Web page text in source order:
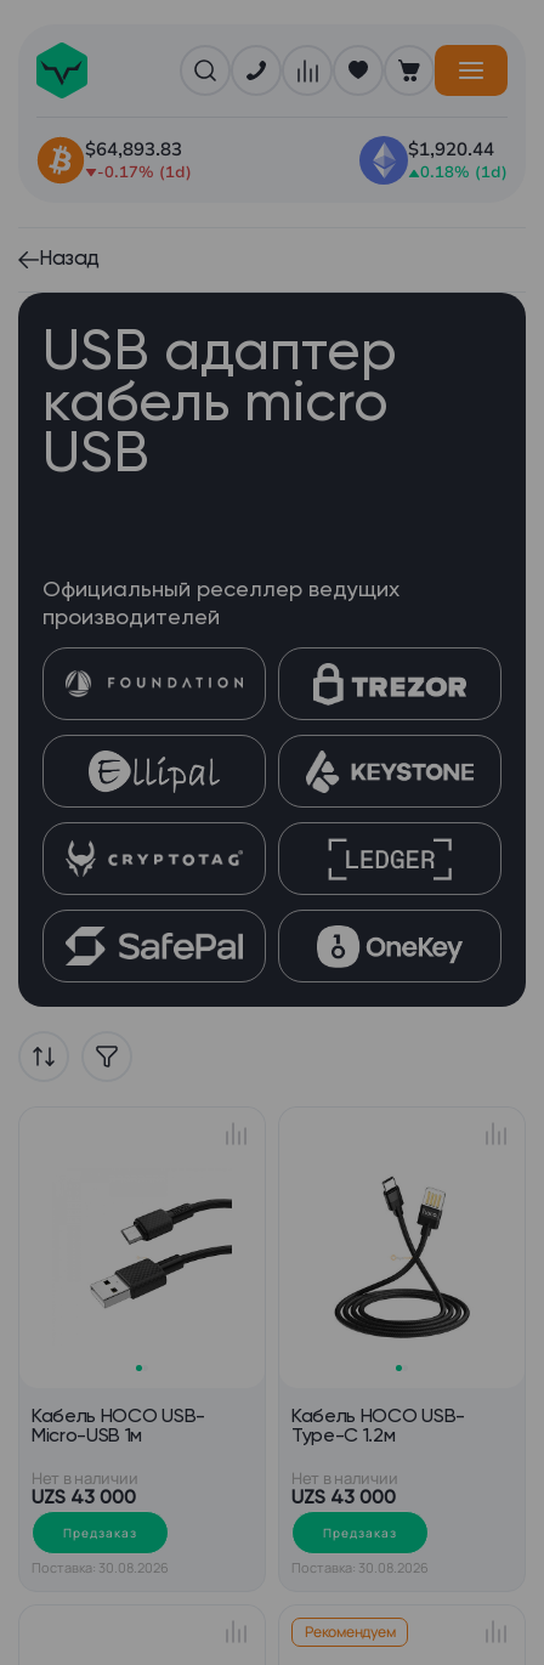
$64,893.83
-0.17% (1d)
$1,920.44
0.18% (1d)
USB адаптер
кабель micro
USB
Официальный реселлер ведущих
производителей
Назад
Кабель HOCO USB-
Micro-USB 1м
Нет в наличии
UZS 43 000
Предзаказ
Поставка: 30.08.2026
Кабель HOCO USB-
Type-C 1.2м
Нет в наличии
UZS 43 000
Предзаказ
Поставка: 30.08.2026
Рекомендуем